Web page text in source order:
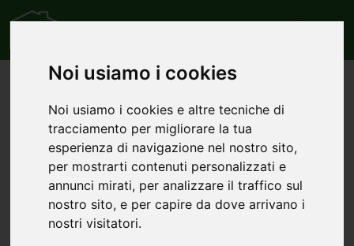
Noi usiamo i cookies
Noi usiamo i cookies e altre tecniche di
tracciamento per migliorare la tua
esperienza di navigazione nel nostro sito,
per mostrarti contenuti personalizzati e
annunci mirati, per analizzare il traffico sul
nostro sito, e per capire da dove arrivano i
nostri visitatori.
Home Attività commerciali Edicole/Cartolerie
Annunci di attività
commerciali
edicole/cartolerie
cerca l'immobile di tuo interessa tra l'elenco dei comuni
che hanno più annunci di attività commerciali